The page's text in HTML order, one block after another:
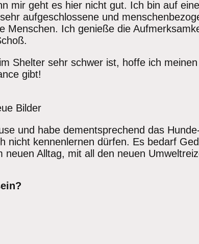
mir geht es hier nicht gut. Ich bin auf
aufgeschlossene und
Menschen. Ich genieße die
Shelter sehr schwer ist, hoffe ich
gibt!
Bilder
und habe dementsprechend das
nicht kennenlernen dürfen. Es bedarf
Alltag, mit all den neuen